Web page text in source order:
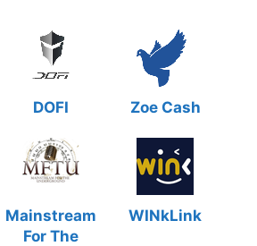
DOFI Zoe Cash
Mainstream
For The
WINkLink